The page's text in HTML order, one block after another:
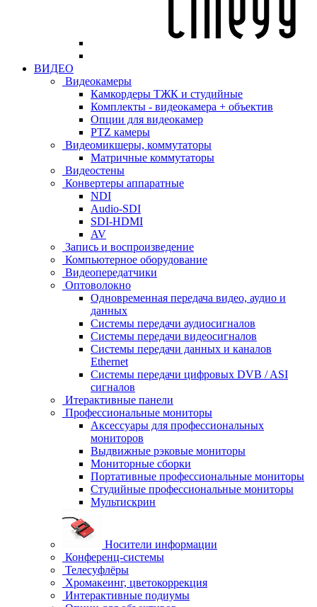
ВИДЕО
Видеокамеры
Камкордеры ТЖК и студийные
Комплекты - видеокамера + объектив
Опции для видеокамер
PTZ камеры
Видеомикшеры, коммутаторы
Матричные коммутаторы
Видеостены
Конвертеры аппаратные
NDI
Audio-SDI
SDI-HDMI
AV
Запись и воспроизведение
Компьютерное оборудование
Видеопередатчики
Оптоволокно
Одновременная передача видео, аудио и
данных
Системы передачи аудиосигналов
Системы передачи видеосигналов
Системы передачи данных и каналов
Ethernet
Системы передачи цифровых DVB / ASI
сигналов
Итерактивные панели
Профессиональные мониторы
Аксессуары для профессиональных
мониторов
Выдвижные рэковые мониторы
Мониторные сборки
Портативные профессиональные мониторы
Студийные профессиональные мониторы
Мультискрин
Носители информации
Конференц-системы
Телесуфлёры
Хромакеинг, цветокоррекция
Интерактивные подиумы